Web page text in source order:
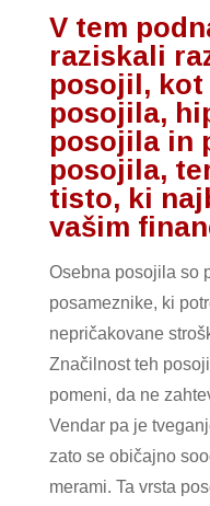
V tem
raziskali
posojil, kot
posojila,
posojila in
posojila,
tisto, ki
vašim
Osebna posojila so
posameznike, ki
nepričakovane
Značilnost teh
pomeni, da ne
Vendar pa je
zato se običajno
merami. Ta vrsta